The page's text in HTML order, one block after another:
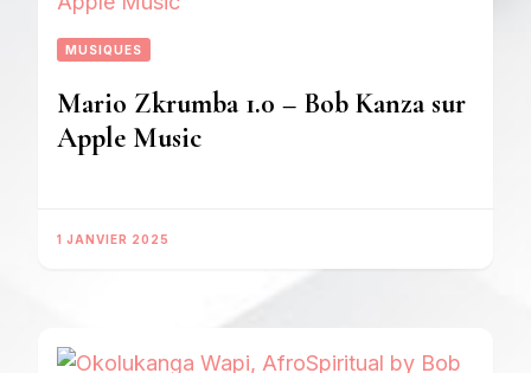
MUSIQUES
Mario Zkrumba 1.0 – Bob Kanza sur
Apple Music
1 JANVIER 2025